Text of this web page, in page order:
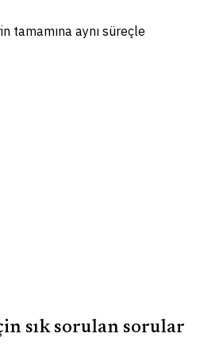
tamamına aynı süreçle
sık sorulan sorular